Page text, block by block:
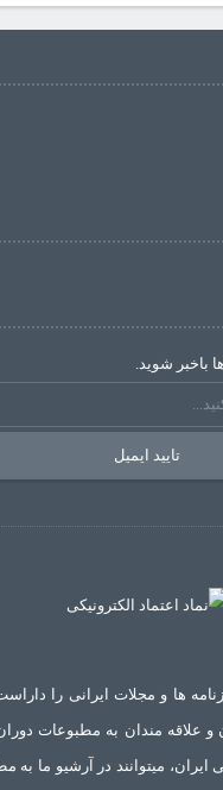
باخبر شوید.
تایید ایمیل
علاقه مندان به مطبوعات دوران
ایران، میتوانند در آرشیو ما به